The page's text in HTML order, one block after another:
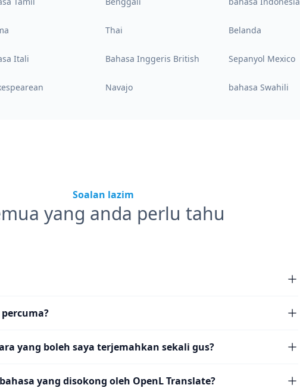
Thai Belanda
Itali Bahasa Inggeris British Sepanyol Mexico
Navajo bahasa Swahili
Soalan lazim
yang anda perlu tahu
yang boleh saya terjemahkan sekali gus?
yang disokong oleh OpenL Translate?